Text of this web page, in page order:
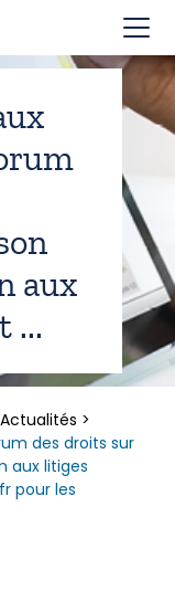
aux
...
Actualités >
des droits sur
aux litiges
pour les